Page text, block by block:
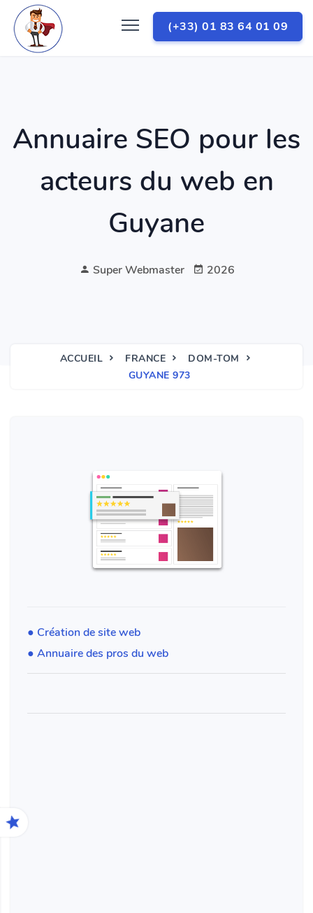
(+33) 01 83 64 01 09
Annuaire SEO pour les
acteurs du web en
Guyane
Super Webmaster 2026
ACCUEIL FRANCE
DOM-TOM
GUYANE 973
● Création de site web
● Annuaire des pros du web